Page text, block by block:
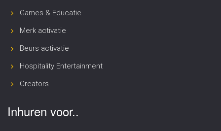
Games & Educatie
Merk activatie
Beurs activatie
Hospitality Entertainment
Creators
Inhuren voor..